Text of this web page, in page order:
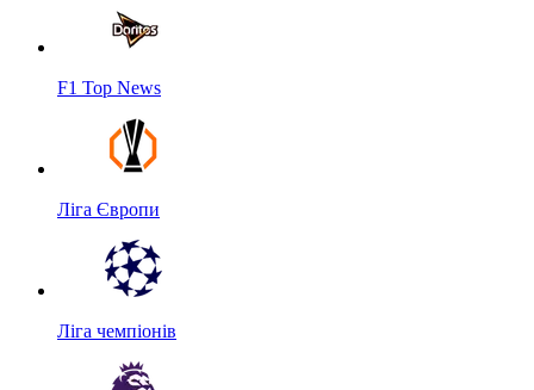
F1 Top News
Ліга Європи
Ліга чемпіонів